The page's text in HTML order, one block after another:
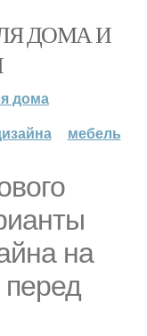
ДОМА И
дома
мебель
на
перед